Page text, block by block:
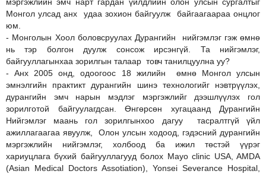
Монгол улсад анх удаа зохион байгуулж байгаагаараа онцлог
юм.
- Монголын Хоол боловсруулах Дурангийн нийгэмлэг гэж өмнө
нь тэр болгон дуулж сонсож ирсэнгүй. Та нийгэмлэг,
байгууллагынхаа зорилгын талаар товч танилцуулна уу?
- Анх 2005 онд, одоогоос 18 жилийн өмнө Монгол улсын
эмнэлгийн практикт дурангийн шинэ технологийг нэвтрүүлэх,
дурангийн эмч нарын мэдлэг мэргэжлийг дээшлүүлэх гол
зорилготой байгуулагдсан. Өнгөрсөн хугацаанд Дурангийн
Нийгэмлэг маань гол зорилгынхоо дагуу тасралтгүй үйл
ажиллагаагаа явуулж, Олон улсын ходоод, гэдэсний дурангийн
мэргэжлийн нийгэмлэг, холбоод ба ижил төстэй үүрэг
хариуцлага бүхий байгууллагууд болох Mayo clinic USA, AMDA
(Asian Medical Doctors Assotiation), Yonsei Severance Hospital,